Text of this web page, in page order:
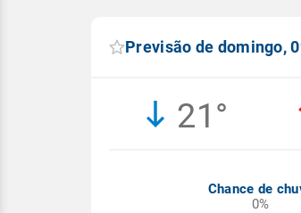
Previsão de domingo,
21°
Chance de
0%